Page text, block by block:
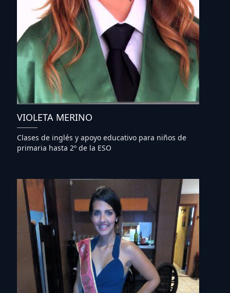
VIOLETA MERINO
Clases de inglés y apoyo educativo para niños de
primaria hasta 2º de la ESO